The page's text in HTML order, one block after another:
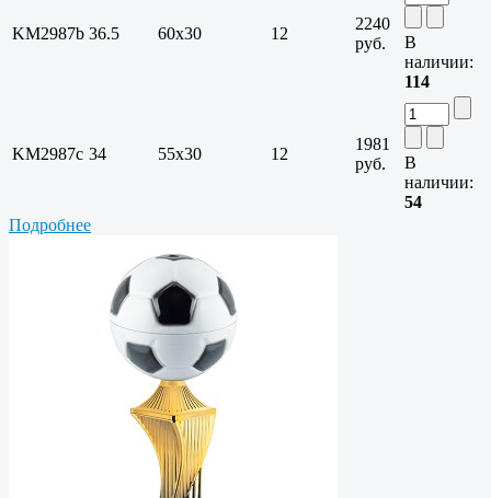
KM2987b 36.5 60х30 12
2240
руб.
В
наличии:
114
KM2987c 34 55х30 12
1981
руб.
В
наличии:
54
Подробнее